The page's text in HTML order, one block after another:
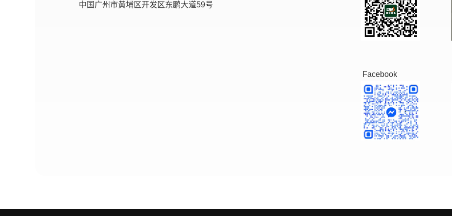
中国广州市黄埔区开发区东鹏大道59号
Facebook